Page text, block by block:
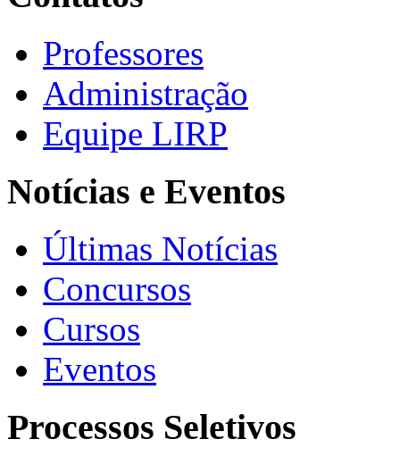
Professores
Administração
Equipe LIRP
Notícias e Eventos
Últimas Notícias
Concursos
Cursos
Eventos
Processos Seletivos